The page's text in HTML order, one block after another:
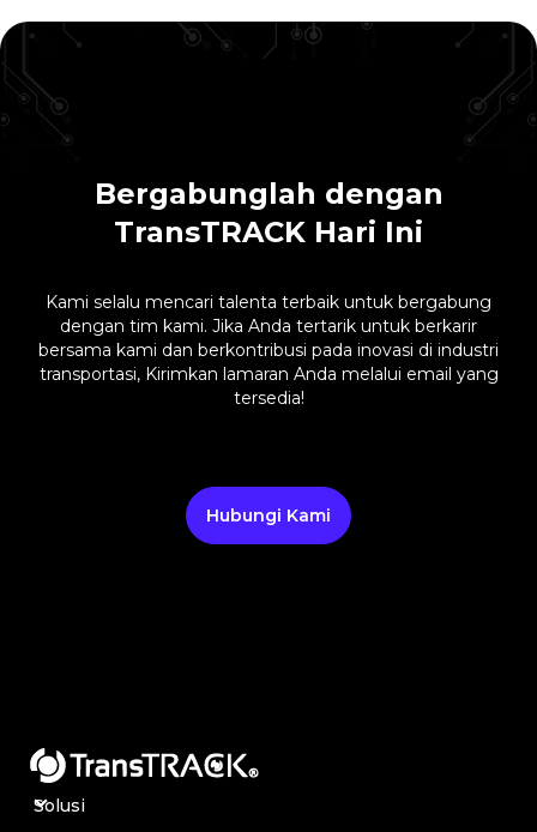
Bergabunglah dengan
TransTRACK Hari Ini
Kami selalu mencari talenta terbaik untuk bergabung
dengan tim kami. Jika Anda tertarik untuk berkarir
bersama kami dan berkontribusi pada inovasi di industri
transportasi, Kirimkan lamaran Anda melalui email yang
tersedia!
Hubungi Kami
Solusi